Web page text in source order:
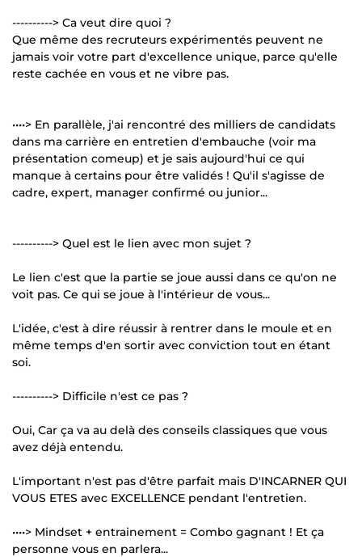
----------> Ca veut dire quoi ?
Que même des recruteurs expérimentés peuvent ne
jamais voir votre part d'excellence unique, parce qu'elle
reste cachée en vous et ne vibre pas.
••••> En parallèle, j'ai rencontré des milliers de candidats
dans ma carrière en entretien d'embauche (voir ma
présentation comeup) et je sais aujourd'hui ce qui
manque à certains pour être validés ! Qu'il s'agisse de
cadre, expert, manager confirmé ou junior...
----------> Quel est le lien avec mon sujet ?
Le lien c'est que la partie se joue aussi dans ce qu'on ne
voit pas. Ce qui se joue à l'intérieur de vous...
L'idée, c'est à dire réussir à rentrer dans le moule et en
même temps d'en sortir avec conviction tout en étant
soi.
----------> Difficile n'est ce pas ?
Oui, Car ça va au delà des conseils classiques que vous
avez déjà entendu.
L'important n'est pas d'être parfait mais D'INCARNER QUI
VOUS ETES avec EXCELLENCE pendant l'entretien.
••••> Mindset + entrainement = Combo gagnant ! Et ça
personne vous en parlera...